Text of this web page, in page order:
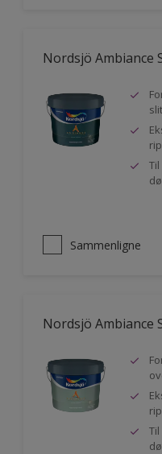
Nordsjö Ambiance
Sammenligne
Nordsjö Ambiance